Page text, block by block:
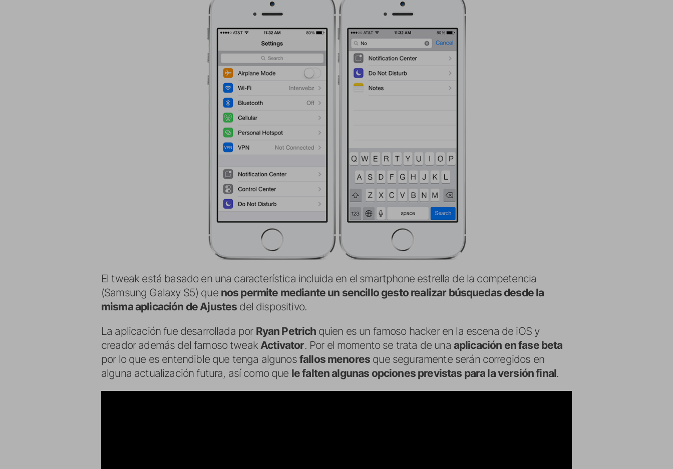
El tweak está basado en una característica incluida en el smartphone estrella de la competencia
(Samsung Galaxy S5) que nos permite mediante un sencillo gesto realizar búsquedas desde la
misma aplicación de Ajustes del dispositivo.
La aplicación fue desarrollada por Ryan Petrich quien es un famoso hacker en la escena de iOS y
creador además del famoso tweak Activator. Por el momento se trata de una aplicación en fase beta
por lo que es entendible que tenga algunos fallos menores que seguramente serán corregidos en
alguna actualización futura, así como que le falten algunas opciones previstas para la versión final.